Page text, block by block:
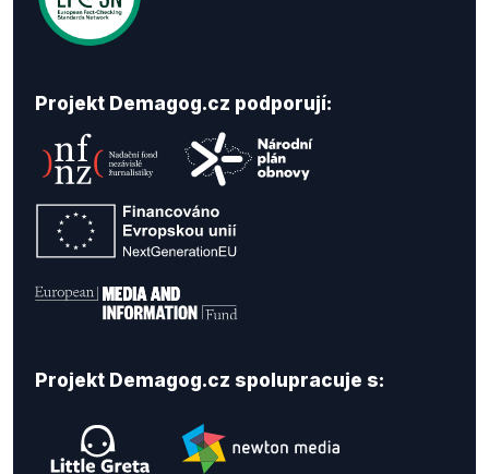
Projekt Demagog.cz podporují:
Projekt Demagog.cz spolupracuje s: